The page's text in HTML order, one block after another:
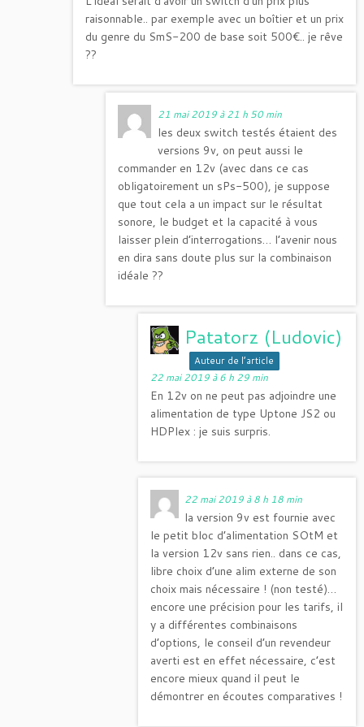
raisonnable.. par exemple avec un boîtier et un prix
du genre du SmS-200 de base soit 500€.. je rêve
??
21 mai 2019 à 21 h 50 min
les deux switch testés étaient des
versions 9v, on peut aussi le
commander en 12v (avec dans ce cas
obligatoirement un sPs-500), je suppose
que tout cela a un impact sur le résultat
sonore, le budget et la capacité à vous
laisser plein d’interrogations… l’avenir nous
en dira sans doute plus sur la combinaison
idéale ??
Patatorz (Ludovic)
Auteur de l’article
22 mai 2019 à 6 h 29 min
En 12v on ne peut pas adjoindre une
alimentation de type Uptone JS2 ou
HDPlex : je suis surpris.
22 mai 2019 à 8 h 18 min
la version 9v est fournie avec
le petit bloc d’alimentation SOtM et
la version 12v sans rien.. dans ce cas,
libre choix d’une alim externe de son
choix mais nécessaire ! (non testé)…
encore une précision pour les tarifs, il
y a différentes combinaisons
d’options, le conseil d’un revendeur
averti est en effet nécessaire, c’est
encore mieux quand il peut le
démontrer en écoutes comparatives !